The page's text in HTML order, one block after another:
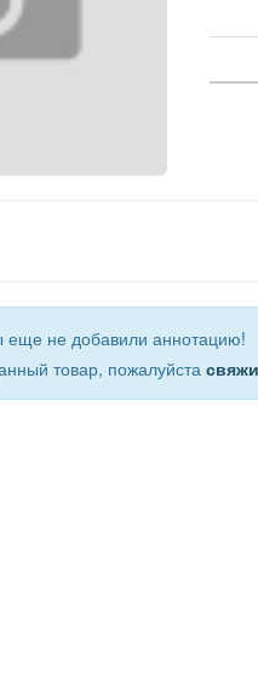
еще не добавили аннотацию!
товар, пожалуйста